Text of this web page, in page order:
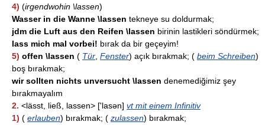
4) (irgendwohin \lassen)
Wasser in die Wanne \lassen tekneye su doldurmak;
jdm die Luft aus den Reifen \lassen birinin lastikleri söndürmek;
lass mich mal vorbei! bırak da bir geçeyim!
5) offen \lassen ( Tür, Fenster) açık bırakmak; ( beim Schreiben)
boş bırakmak;
wir sollten nichts unversucht \lassen denemediğimiz şey
bırakmayalım
2. <lässt, ließ, lassen> ['lasən] vt mit einem Infinitiv
1) ( erlauben) bırakmak; ( zulassen) bırakmak;